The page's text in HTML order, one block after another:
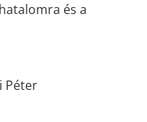
és a
Péter